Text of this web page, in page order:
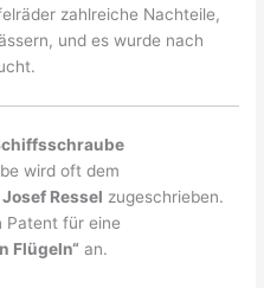
zahlreiche Nachteile,
und es wurde nach
wird oft dem
Josef Ressel zugeschrieben.
Patent für eine
Flügeln“ an.